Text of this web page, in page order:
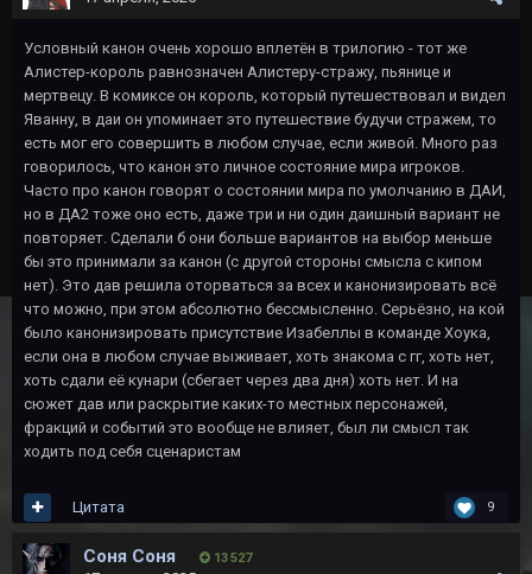
Условный канон очень хорошо вплетён в трилогию - тот же
Алистер-король равнозначен Алистеру-стражу, пьянице и
мертвецу. В комиксе он король, который путешествовал и видел
Яванну, в даи он упоминает это путешествие будучи стражем, то
есть мог его совершить в любом случае, если живой. Много раз
говорилось, что канон это личное состояние мира игроков.
Часто про канон говорят о состоянии мира по умолчанию в ДАИ,
но в ДА2 тоже оно есть, даже три и ни один даишный вариант не
повторяет. Сделали б они больше вариантов на выбор меньше
бы это принимали за канон (с другой стороны смысла с кипом
нет). Это дав решила оторваться за всех и канонизировать всё
что можно, при этом абсолютно бессмысленно. Серьёзно, на кой
было канонизировать присутствие Изабеллы в команде Хоука,
если она в любом случае выживает, хоть знакома с гг, хоть нет,
хоть сдали её кунари (сбегает через два дня) хоть нет. И на
сюжет дав или раскрытие каких-то местных персонажей,
фракций и событий это вообще не влияет, был ли смысл так
ходить под себя сценаристам
9
Цитата
Соня Соня 13 527